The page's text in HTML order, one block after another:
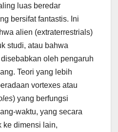
luas beredar
bersifat fantastis. Ini
alien (extraterrestrials)
studi, atau bahwa
oleh pengaruh
Teori yang lebih
vortexes atau
) yang berfungsi
waktu, yang secara
ke dimensi lain,